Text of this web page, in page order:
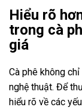
Hiểu rõ
trong cà
giá
Cà phê không
nghệ thuật. Để
hiểu rõ về các